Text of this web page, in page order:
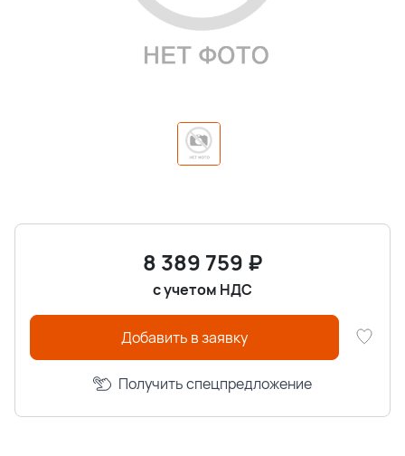
8 389 759 ₽
с учетом НДС
Добавить в заявку
Получить спецпредложение